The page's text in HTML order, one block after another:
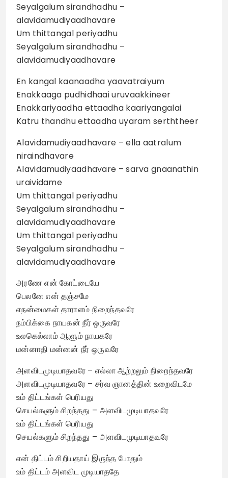
Seyalgalum sirandhadhu –
alavidamudiyaadhavare
Um thittangal periyadhu
Seyalgalum sirandhadhu –
alavidamudiyaadhavare
En kangal kaanaadha yaavatraiyum
Enakkaaga pudhidhaai uruvaakkineer
Enakkariyaadha ettaadha kaariyangalai
Katru thandhu ettaadha uyaram serththeer
Alavidamudiyaadhavare – ella aatralum
niraindhavare
Alavidamudiyaadhavare – sarva gnaanathin
uraividame
Um thittangal periyadhu
Seyalgalum sirandhadhu –
alavidamudiyaadhavare
Um thittangal periyadhu
Seyalgalum sirandhadhu –
alavidamudiyaadhavare
அரணே என் கோட்டையே
பெலனே என் தஞ்சமே
எநன்மைகள் தாராளம் நிறைந்தவரே
நம்பிக்கை நாயகன் நீர் ஒருவரே
உலகெல்லாம் ஆளும் நாயகரே
மன்னாதி மன்னன் நீர் ஒருவரே
அளவிடமுடியாதவரே – எல்லா ஆற்றலும் நிறைந்தவரே
அளவிடமுடியாதவரே – சர்வ ஞானத்தின் உறைவிடமே
உம் திட்டங்கள் பெரியது
செயல்களும் சிறந்தது – அளவிடமுடியாதவரே
உம் திட்டங்கள் பெரியது
செயல்களும் சிறந்தது – அளவிடமுடியாதவரே
என் திட்டம் சிறியதாய் இருந்த போதும்
உம் திட்டம் அளவிட முடியாததே